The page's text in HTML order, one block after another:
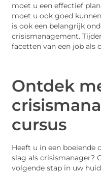
moet u een effectief
moet u ook goed
is ook een belangrijk
crisismanagement.
facetten van een job als
Ontdek
cursus
Heeft u in een boeiende
slag als crisismanager?
volgende stap in uw